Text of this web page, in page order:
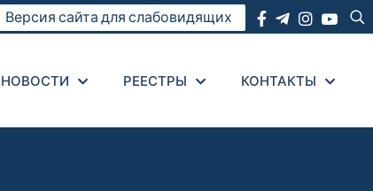
Версия сайта для слабовидящих
НОВОСТИ РЕЕСТРЫ КОНТАКТЫ